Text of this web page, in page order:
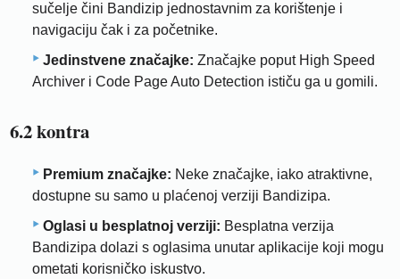
sučelje čini Bandizip jednostavnim za korištenje i
navigaciju čak i za početnike.
Jedinstvene značajke: Značajke poput High Speed ​​
Archiver i Code Page Auto Detection ističu ga u gomili.
6.2 kontra
Premium značajke: Neke značajke, iako atraktivne,
dostupne su samo u plaćenoj verziji Bandizipa.
Oglasi u besplatnoj verziji: Besplatna verzija
Bandizipa dolazi s oglasima unutar aplikacije koji mogu
ometati korisničko iskustvo.